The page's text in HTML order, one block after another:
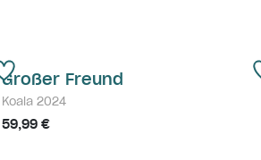
Großer Freund
Koala 2024
59,99 €